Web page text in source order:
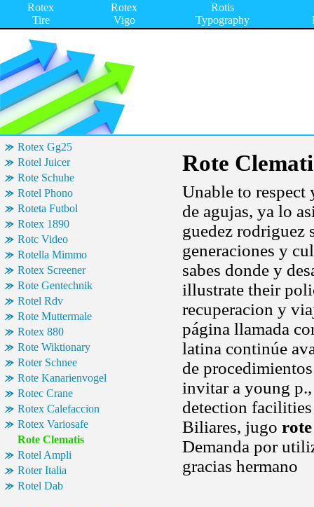
Rotex
Tire
Rotex
Vigo
Rotis
Typography
Rotex Gg25
Rotel Juicer
Rote Schuhe
Rotel Phono
Roteta Futbol
Rotex 1890
Rotc Video
Rotella Mimmo
Rotex Screener
Rote Gentechnik
Rotel Rdv
Rote Muttermale
Rotex 880
Rote Wiktionary
Roter Schnee
Rote Kanarienvogel
Rotec Crane
Rotex Calefaccion
Rotex Variosafe
Rote Clematis
Rotel Ampli
Roter Italia
Rotel Dab
Rote
Unable to
de agujas, ya lo
guedez rodriguez
generaciones y
sabes donde y
illustrate their
recuperacion y
página llamada
latina continúe
de
invitar a young
detection
Biliares, jugo
Demanda por
gracias hermano